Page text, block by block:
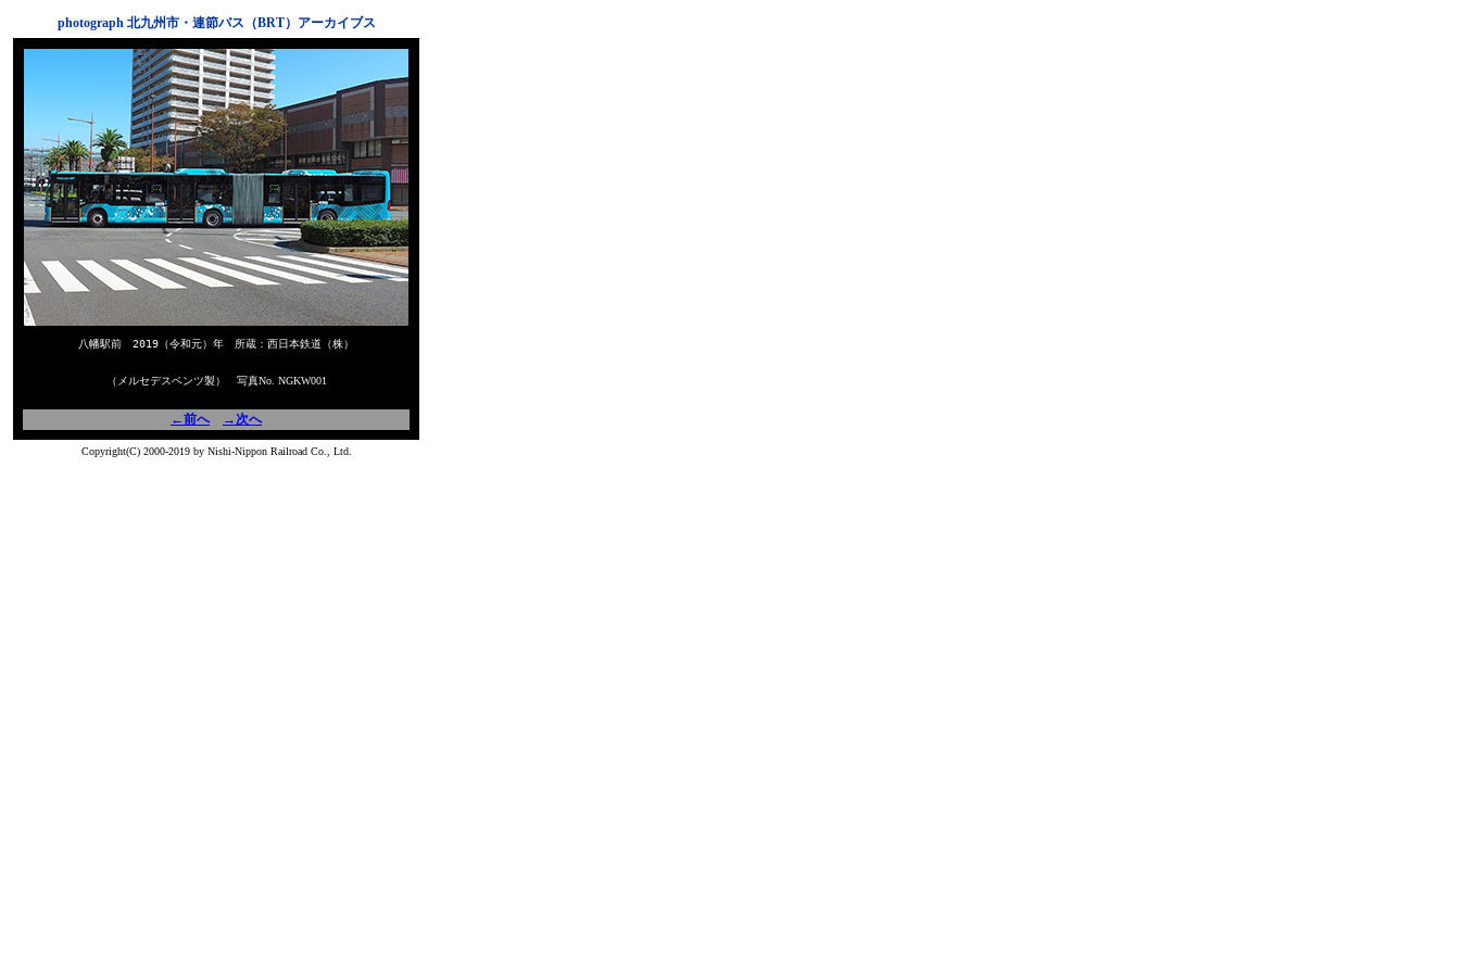
photograph 北九州市・連節バス（BRT）アーカイブス
八幡駅前 2019（令和元）年 所蔵：西日本鉄道（株）
（メルセデスベンツ製） 写真No. NGKW001
←前へ →次へ
Copyright(C) 2000-2019 by Nishi-Nippon Railroad Co., Ltd.